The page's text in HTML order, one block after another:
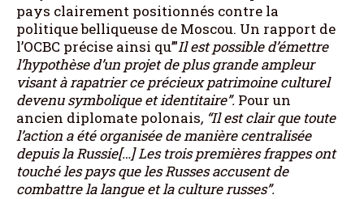
pays clairement positionnés contre la
politique belliqueuse de Moscou. Un rapport de
l’OCBC précise ainsi qu’”Il est possible d’émettre
l’hypothèse d’un projet de plus grande ampleur
visant à rapatrier ce précieux patrimoine culturel
devenu symbolique et identitaire”. Pour un
ancien diplomate polonais, “Il est clair que toute
l’action a été organisée de manière centralisée
depuis la Russie[…] Les trois premières frappes ont
touché les pays que les Russes accusent de
combattre la langue et la culture russes”.